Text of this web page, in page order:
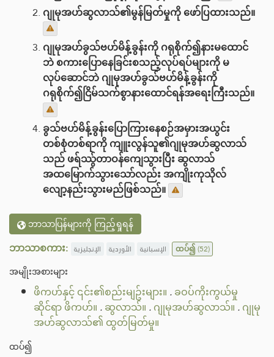
ဂျုမုအဟ်ဆွလာသ်၏မွန်မြတ်မှုကို ဖော်ပြထားသည်။
ဂျုမုအဟ်ခွသ်ဗဟ်မိန့်ခွန်းကို ဂရုစိုက်၍နားမထောင်
ဘဲ စကားပြော‌နေခြင်းစသည့်လုပ်ရပ်များကို မ
လုပ်ဆောင်ဘဲ ဂျုမုအဟ်ခွသ်ဗဟ်မိန့်ခွန်းကို
ဂရုစိုက်၍ငြိမ်သက်စွာနားထောင်ရန်အရေးကြီးသည်။
ခွသ်ဗဟ်မိန့်ခွန်းပြောကြားနေစဉ်အမှားအယွင်း
တစ်စုံတစ်ရာကို ကျူးလွန်သူ၏ဂျုမုအဟ်ဆွလာသ်
သည် ဖရ်ဿွ်တာဝန်ကျေ‌သွားပြီး ဆွလာသ်
အထမြောက်သွားသော်လည်း အကျိုးကုသိုလ်
လျော့နည်းသွားမည်ဖြစ်သည်။
ဘာသာပြန်များကို ကြည့်ရှုရန်
ဘာသာစကား: الإنجليزية الأوردية الإسبانية ထပ်၍(52)
အမျိုးအစားများ
ဖိကဟ်နှင့် ၎င်း၏စည်းမျဥ်းများ။ .ခဝပ်ကိုးကွယ်မှု
ဆိုင်ရာ ဖိကဟ်။ .ဆွလာသ်။ .ဂျုမုအဟ်ဆွလာသ်။ .ဂျုမု
အဟ်ဆွလာသ်၏ ထွတ်မြတ်မှု။
ထပ်၍